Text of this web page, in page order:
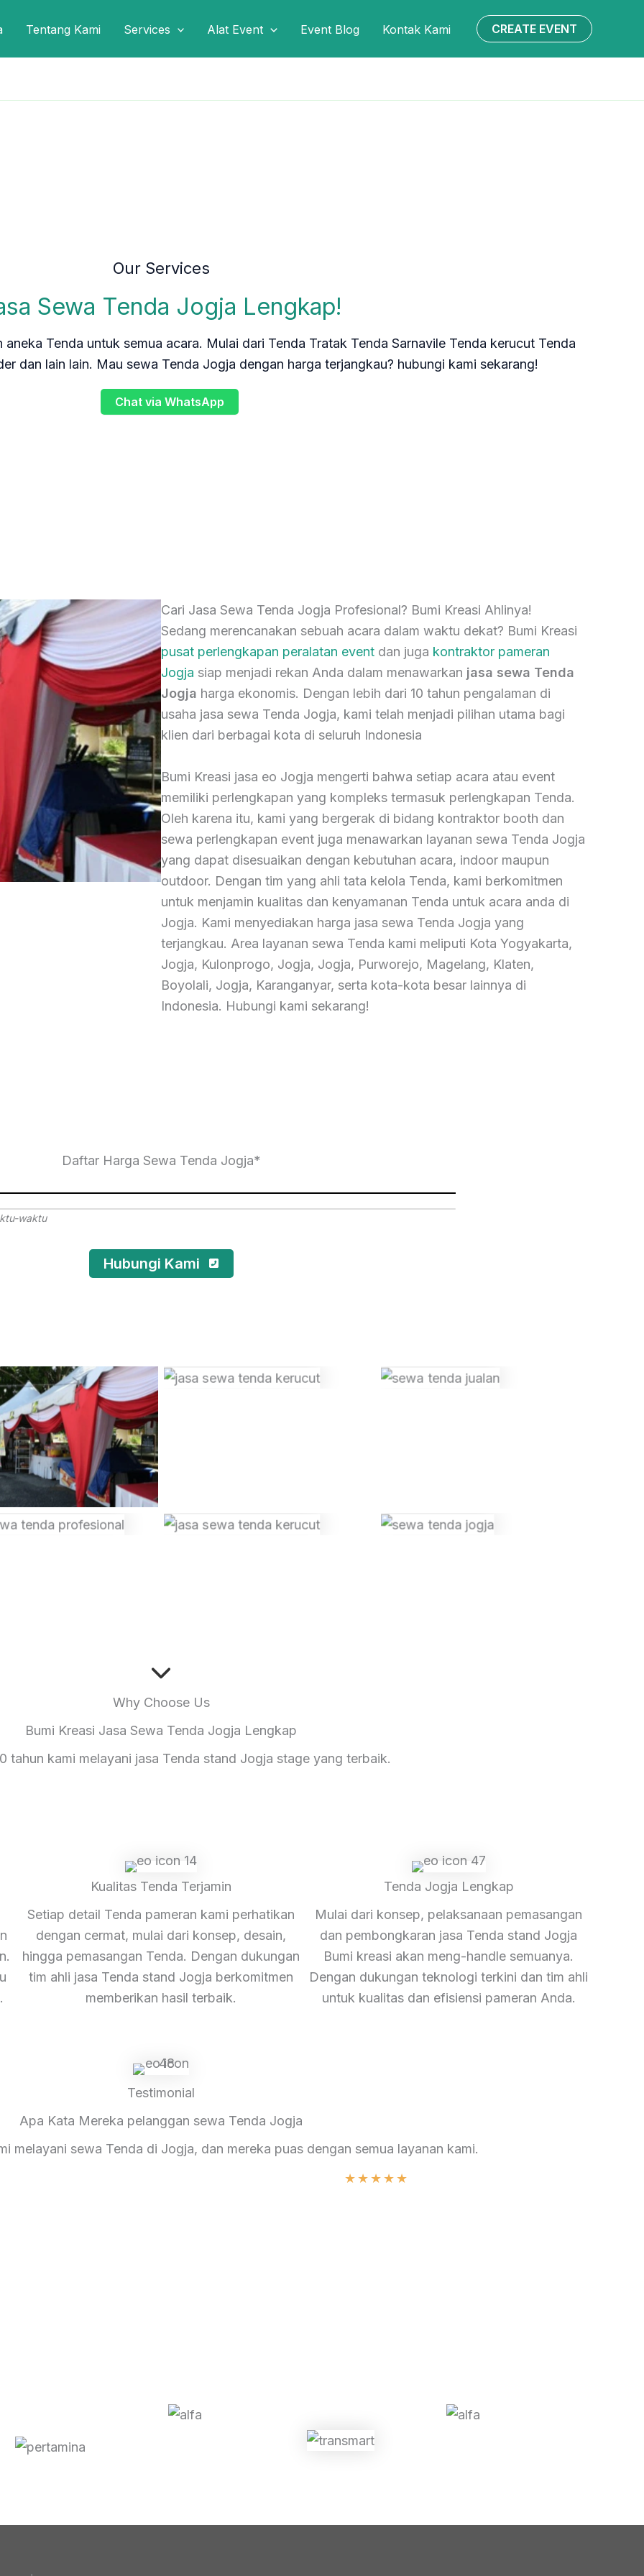
Tentang Kami Services Alat Event Event Blog Kontak Kami CREATE EVENT
Our Services
Sewa Tenda Jogja Lengkap!
aneka Tenda untuk semua acara. Mulai dari Tenda Tratak Tenda Sarnavile Tenda kerucut Tenda
dan lain lain. Mau sewa Tenda Jogja dengan harga terjangkau? hubungi kami sekarang!
Chat via WhatsApp
Cari Jasa Sewa Tenda Jogja Profesional? Bumi Kreasi Ahlinya!
Sedang merencanakan sebuah acara dalam waktu dekat? Bumi Kreasi
pusat perlengkapan peralatan event dan juga kontraktor pameran
Jogja siap menjadi rekan Anda dalam menawarkan jasa sewa Tenda
Jogja harga ekonomis. Dengan lebih dari 10 tahun pengalaman di
usaha jasa sewa Tenda Jogja, kami telah menjadi pilihan utama bagi
klien dari berbagai kota di seluruh Indonesia
Bumi Kreasi jasa eo Jogja mengerti bahwa setiap acara atau event
memiliki perlengkapan yang kompleks termasuk perlengkapan Tenda.
Oleh karena itu, kami yang bergerak di bidang kontraktor booth dan
sewa perlengkapan event juga menawarkan layanan sewa Tenda Jogja
yang dapat disesuaikan dengan kebutuhan acara, indoor maupun
outdoor. Dengan tim yang ahli tata kelola Tenda, kami berkomitmen
untuk menjamin kualitas dan kenyamanan Tenda untuk acara anda di
Jogja. Kami menyediakan harga jasa sewa Tenda Jogja yang
terjangkau. Area layanan sewa Tenda kami meliputi Kota Yogyakarta,
Jogja, Kulonprogo, Jogja, Jogja, Purworejo, Magelang, Klaten,
Boyolali, Jogja, Karanganyar, serta kota-kota besar lainnya di
Indonesia. Hubungi kami sekarang!
Daftar Harga Sewa Tenda Jogja*
waktu
Hubungi Kami
Keterangan
Tanpa Keterangan Tanpa Keterangan
Keterangan Tanpa Keterangan Tanpa Keterangan
Why Choose Us
Bumi Kreasi Jasa Sewa Tenda Jogja Lengkap
tahun kami melayani jasa Tenda stand Jogja stage yang terbaik.
Kualitas Tenda Terjamin
Setiap detail Tenda pameran kami perhatikan
dengan cermat, mulai dari konsep, desain,
hingga pemasangan Tenda. Dengan dukungan
tim ahli jasa Tenda stand Jogja berkomitmen
memberikan hasil terbaik.
Tenda Jogja Lengkap
Mulai dari konsep, pelaksanaan pemasangan
dan pembongkaran jasa Tenda stand Jogja
Bumi kreasi akan meng-handle semuanya.
Dengan dukungan teknologi terkini dan tim ahli
untuk kualitas dan efisiensi pameran Anda.
Testimonial
Apa Kata Mereka pelanggan sewa Tenda Jogja
melayani sewa Tenda di Jogja, dan mereka puas dengan semua layanan kami.
★★★★★